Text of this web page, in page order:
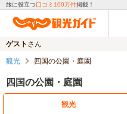
旅に役立つ口コミ100万件掲載！
ゲスト さん
観光 四国の公園・庭園
四国の公園・庭園
観光